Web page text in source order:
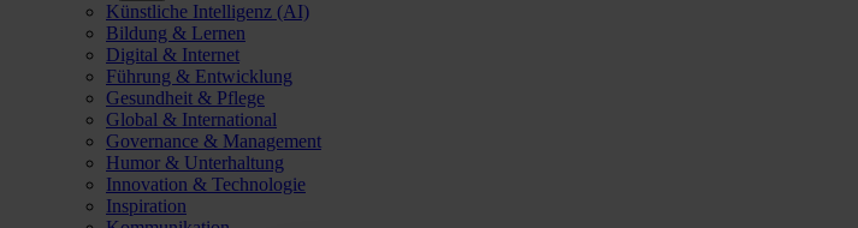
Künstliche Intelligenz (AI)
Bildung & Lernen
Digital & Internet
Führung & Entwicklung
Gesundheit & Pflege
Global & International
Governance & Management
Humor & Unterhaltung
Innovation & Technologie
Inspiration